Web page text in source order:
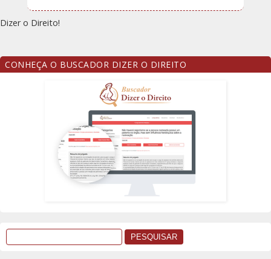
Dizer o Direito!
CONHEÇA O BUSCADOR DIZER O DIREITO